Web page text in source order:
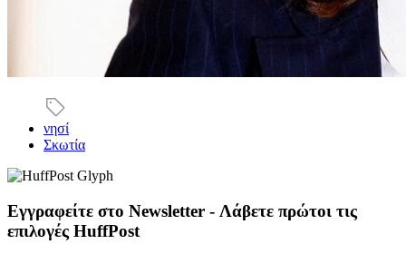
νησί
Σκωτία
Εγγραφείτε στο Newsletter - Λάβετε πρώτοι τις
επιλογές HuffPost